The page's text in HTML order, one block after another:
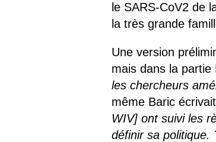
le SARS-CoV2 de
la très grande
Une version
mais dans la
les chercheurs
même Baric
WIV] ont suivi les
définir sa politique.